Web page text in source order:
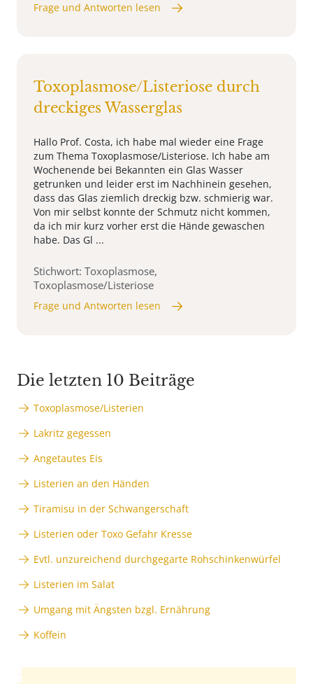
Frage und Antworten lesen
Toxoplasmose/Listeriose durch
dreckiges Wasserglas
Hallo Prof. Costa, ich habe mal wieder eine Frage
zum Thema Toxoplasmose/Listeriose. Ich habe am
Wochenende bei Bekannten ein Glas Wasser
getrunken und leider erst im Nachhinein gesehen,
dass das Glas ziemlich dreckig bzw. schmierig war.
Von mir selbst konnte der Schmutz nicht kommen,
da ich mir kurz vorher erst die Hände gewaschen
habe. Das Gl ...
Stichwort: Toxoplasmose,
Toxoplasmose/Listeriose
Frage und Antworten lesen
Die letzten 10 Beiträge
Toxoplasmose/Listerien
Lakritz gegessen
Angetautes Eis
Listerien an den Händen
Tiramisu in der Schwangerschaft
Listerien oder Toxo Gefahr Kresse
Evtl. unzureichend durchgegarte Rohschinkenwürfel
Listerien im Salat
Umgang mit Ängsten bzgl. Ernährung
Koffein